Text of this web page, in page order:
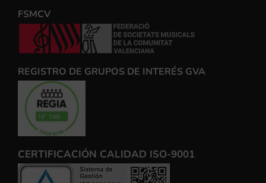
FSMCV
REGISTRO DE GRUPOS DE INTERÉS GVA
CERTIFICACIÓN CALIDAD ISO-9001